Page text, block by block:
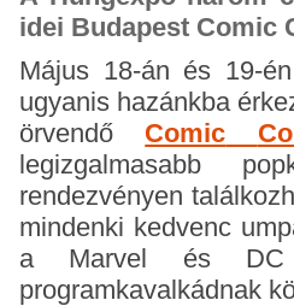
idei Budapest Comic
Május 18-án és 19-
ugyanis hazánkba
örvendő Comic
legizgalmasabb
rendezvényen
mindenki kedvenc
a Marvel és DC
programkavalkádnak